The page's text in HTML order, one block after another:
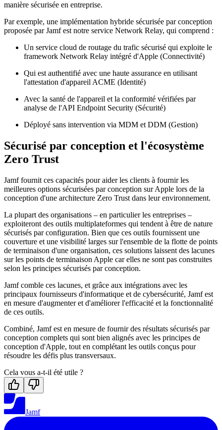
manière sécurisée en entreprise.
Par exemple, une implémentation hybride sécurisée par conception
proposée par Jamf est notre service Network Relay, qui comprend :
Un service cloud de routage du trafic sécurisé qui exploite le
framework Network Relay intégré d'Apple (Connectivité)
Qui est authentifié avec une haute assurance en utilisant
l'attestation d'appareil ACME (Identité)
Avec la santé de l'appareil et la conformité vérifiées par
analyse de l'API Endpoint Security (Sécurité)
Déployé sans intervention via MDM et DDM (Gestion)
Sécurisé par conception et l'écosystème
Zero Trust
Jamf fournit ces capacités pour aider les clients à fournir les
meilleures options sécurisées par conception sur Apple lors de la
conception d'une architecture Zero Trust dans leur environnement.
La plupart des organisations – en particulier les entreprises –
exploiteront des outils multiplateformes qui tendent à être de nature
sécurisés par configuration. Bien que ces outils fournissent une
couverture et une visibilité larges sur l'ensemble de la flotte de points
de terminaison d'une organisation, ces solutions laissent des lacunes
sur les points de terminaison Apple car elles ne sont pas construites
selon les principes sécurisés par conception.
Jamf comble ces lacunes, et grâce aux intégrations avec les
principaux fournisseurs d'informatique et de cybersécurité, Jamf est
en mesure d'augmenter et d'améliorer l'efficacité et la fonctionnalité
de ces outils.
Combiné, Jamf est en mesure de fournir des résultats sécurisés par
conception complets qui sont bien alignés avec les principes de
conception d'Apple, tout en complétant les outils conçus pour
résoudre les défis plus transversaux.
Cela vous a-t-il été utile ?
Jamf